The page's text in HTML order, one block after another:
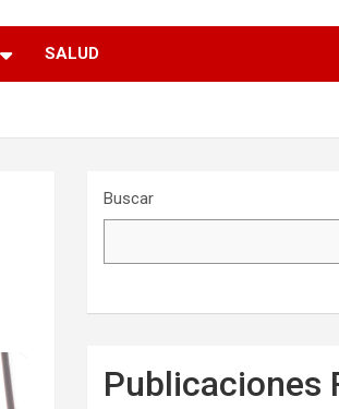
SALUD
Buscar
Publicaciones